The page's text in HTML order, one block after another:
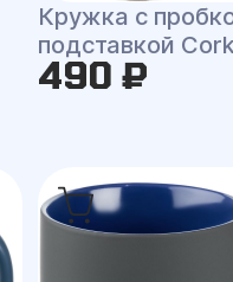
Кружка с
подставкой
490 ₽